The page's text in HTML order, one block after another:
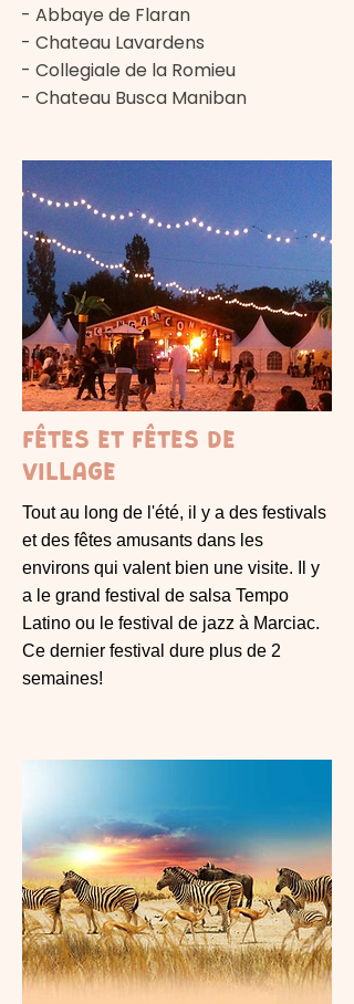
- Abbaye de Flaran
- Chateau Lavardens
- Collegiale de la Romieu
- Chateau Busca Maniban
Fêtes et fêtes de
village
Tout au long de l'été, il y a des festivals
et des fêtes amusants dans les
environs qui valent bien une visite. Il y
a le grand festival de salsa Tempo
Latino ou le festival de jazz à Marciac.
Ce dernier festival dure plus de 2
semaines!